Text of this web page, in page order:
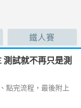
鐵人賽
試就不再只是測
點完流程，最後附上